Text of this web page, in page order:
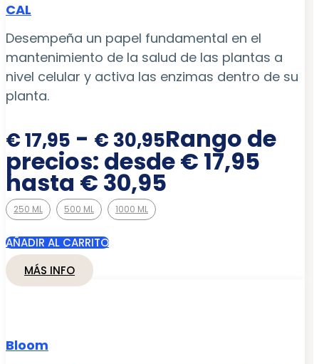
CAL
Desempeña un papel fundamental en el
mantenimiento de la salud de las plantas a
nivel celular y activa las enzimas dentro de su
planta.
€17,95 - € 30,95Rango de
precios: desde € 17,95
hasta € 30,95
250 ML 500 ML 1000 ML
AÑADIR AL CARRITO
MÁS INFO
Bloom